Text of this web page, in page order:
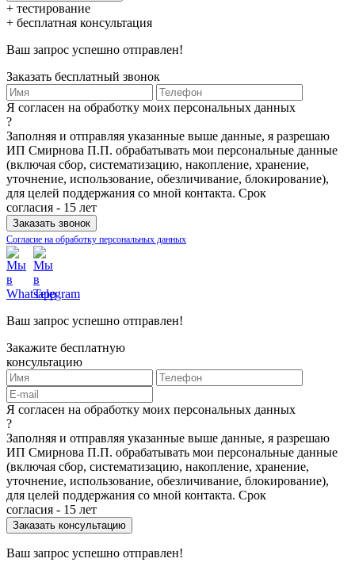
+ тестирование
+ бесплатная консультация
Ваш запрос успешно отправлен!
Заказать бесплатный звонок
Я согласен на обработку моих персональных данных
?
Заполняя и отправляя указанные выше данные, я разрешаю
ИП Смирнова П.П. обрабатывать мои персональные данные
(включая сбор, систематизацию, накопление, хранение,
уточнение, использование, обезличивание, блокирование),
для целей поддержания со мной контакта. Срок
согласия - 15 лет
Согласие на обработку персональных данных
Ваш запрос успешно отправлен!
Закажите бесплатную
консультацию
Я согласен на обработку моих персональных данных
?
Заполняя и отправляя указанные выше данные, я разрешаю
ИП Смирнова П.П. обрабатывать мои персональные данные
(включая сбор, систематизацию, накопление, хранение,
уточнение, использование, обезличивание, блокирование),
для целей поддержания со мной контакта. Срок
согласия - 15 лет
Ваш запрос успешно отправлен!